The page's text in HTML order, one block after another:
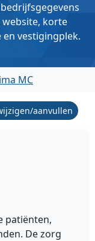
korte
vestigingplek.
MC
aanvullen
patiënten,
De zorg